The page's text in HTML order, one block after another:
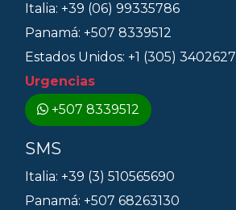
Italia: +39 (06) 99335786
Panamá: +507 8339512
Estados Unidos: +1 (305) 3402627
Urgencias
+507 8339512
SMS
Italia: +39 (3) 510565690
Panamá: +507 68263130